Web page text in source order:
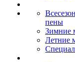
пены
Зимние
Летние